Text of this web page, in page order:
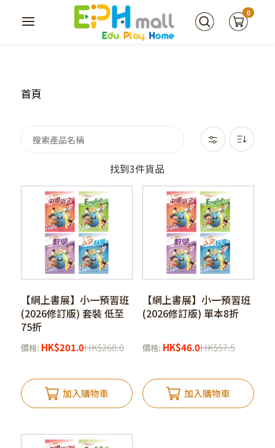
0
首頁
找到3件貨品
【網上書展】小一預習班
(2026修訂版) 套裝 低至
75折
價格: HK$201.0HK$268.0
加入購物車
【網上書展】小一預習班
(2026修訂版) 單本8折
價格: HK$46.0HK$57.5
加入購物車